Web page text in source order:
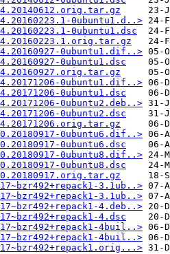
0ubuntu1.d..>
0ubuntu1.dsc
0ubuntu1.dif..>
0ubuntu1.dsc
0ubuntu1.dif..>
0ubuntu1.dsc
0ubuntu2.deb..>
0ubuntu2.dsc
0ubuntu6.dif..>
0ubuntu6.dsc
0ubuntu8.dif..>
0ubuntu8.dsc
3.1ub..>
3.1ub..>
4.deb..>
4.dsc
4buil..>
4buil..>